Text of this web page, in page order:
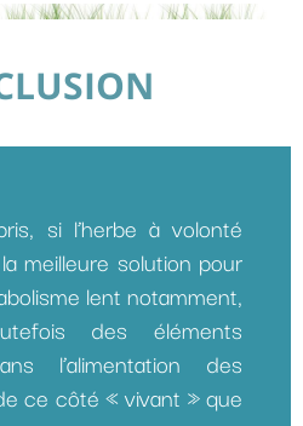
si l’herbe à volonté
meilleure solution pour
lent notamment,
des éléments
l’alimentation des
ce côté « vivant » que